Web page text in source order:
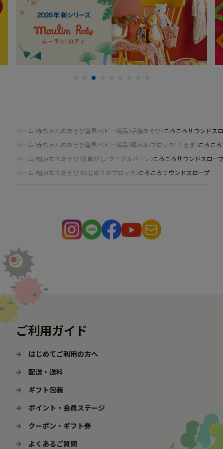
ホーム 赤ちゃんのあそび道具/ベビー用品 手指あそび ころころサウンドス
ホーム 赤ちゃんのあそび道具/ベビー用品 積み木/ブロック/ くるま ころこ
ホーム 組み立てあそび 玉転がし/ クーゲルバーン ころころサウンドスロー
ホーム 組み立てあそび はじめてのブロック ころころサウンドスロープ
ご利用ガイド
はじめてご利用の方へ
配送・送料
ギフト包装
ポイント・会員ステージ
クーポン・ギフト券
よくあるご質問